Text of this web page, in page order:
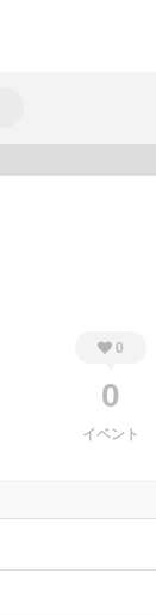
0
0
イベント